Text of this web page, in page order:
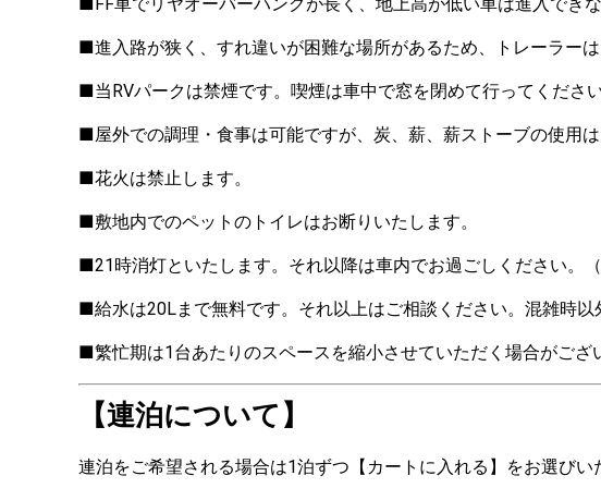
■進入路が狭く、すれ違いが困難な場所があるため、トレーラーは
■当RVパークは禁煙です。喫煙は車中で窓を閉めて行ってくださ
■屋外での調理・食事は可能ですが、炭、薪、薪ストーブの使用
■花火は禁止します。
■敷地内でのペットのトイレはお断りいたします。
■21時消灯といたします。それ以降は車内でお過ごしください。
■給水は20Lまで無料です。それ以上はご相談ください。混雑時以
■繁忙期は1台あたりのスペースを縮小させていただく場合がござ
【連泊について】
連泊をご希望される場合は1泊ずつ【カートに入れる】をお選びい